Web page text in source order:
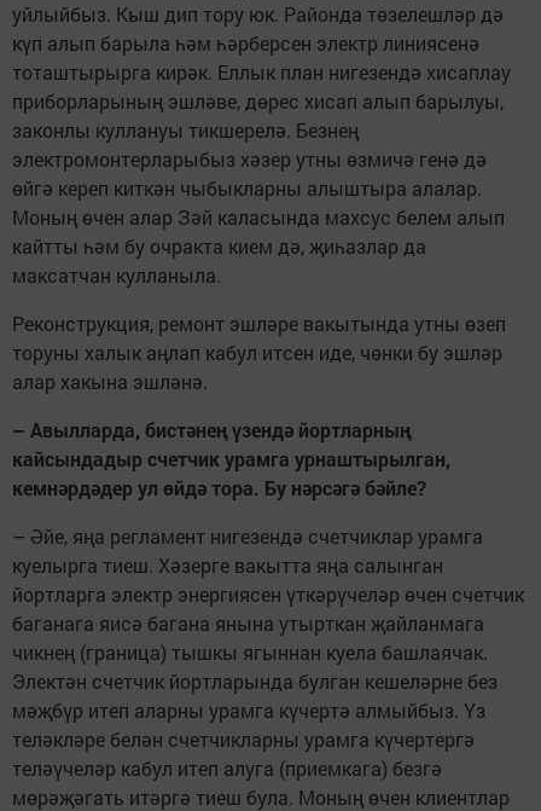
уйлыйбыз. Кыш дип тору юк. Районда төзелешләр дә
күп алып барыла һәм һәрберсен электр линиясенә
тоташтырырга кирәк. Еллык план нигезендә хисаплау
приборларының эшләве, дөрес хисап алып барылуы,
законлы куллануы тикшерелә. Безнең
электромонтерларыбыз хәзер утны өзмичә генә дә
өйгә кереп киткән чыбыкларны алыштыра алалар.
Моның өчен алар Зәй каласында махсус белем алып
кайтты һәм бу очракта кием дә, җиһазлар да
максатчан кулланыла.
Реконструкция, ремонт эшләре вакытында утны өзеп
торуны халык аңлап кабул итсен иде, чөнки бу эшләр
алар хакына эшләнә.
– Авылларда, бистәнең үзендә йортларның
кайсындадыр счетчик урамга урнаштырылган,
кемнәрдәдер ул өйдә тора. Бу нәрсәгә бәйле?
– Әйе, яңа регламент нигезендә счетчиклар урамга
куелырга тиеш. Хәзерге вакытта яңа салынган
йортларга электр энергиясен үткәрүчеләр өчен счетчик
баганага яисә багана янына утырткан җайланмага
чикнең (граница) тышкы ягыннан куела башлаячак.
Электән счетчик йортларында булган кешеләрне без
мәҗбүр итеп аларны урамга күчертә алмыйбыз. Үз
теләкләре белән счетчикларны урамга күчертергә
теләүчеләр кабул итеп алуга (приемкага) безгә
мөрәҗәгать итәргә тиеш була. Моның өчен клиентлар